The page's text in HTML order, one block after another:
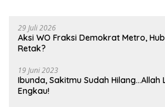
29 Juli 2026
Aksi WO Fraksi Demokrat Metro,
Retak?
19 Juni 2023
Ibunda, Sakitmu Sudah Hilang…Allah
Engkau!